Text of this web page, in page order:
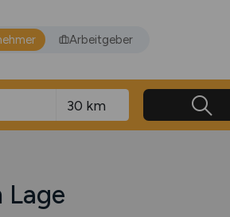
Arbeitgeber
Lage